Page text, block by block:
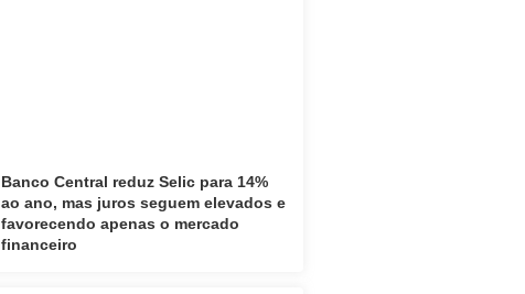
Banco Central reduz Selic para 14%
ao ano, mas juros seguem elevados e
favorecendo apenas o mercado
financeiro